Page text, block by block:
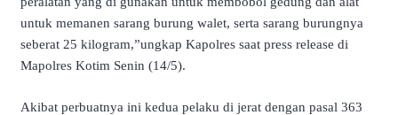
untuk memanen sarang burung walet, serta sarang burungnya
seberat 25 kilogram,”ungkap Kapolres saat press release di
Mapolres Kotim Senin (14/5).
Akibat perbuatnya ini kedua pelaku di jerat dengan pasal 363